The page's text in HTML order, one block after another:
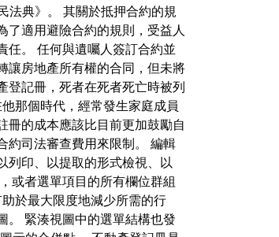
法典》。 其關於抵押合約的規
了適用避險合約的規則，受益人
任。 任何與遺囑人簽訂合約並
讓房地產所有權的合同，但未將
登記冊，死者在死者死亡時被列
他那個時代，經常發生家庭成員
冊的成本應該比目前更加鼓勵自
約司法審查費用來限制。 編輯
列印、以提取的形式檢視、以
或者選單項目的所有欄位群組
於最大限度地減少所需的行
。 緊湊視圖中的選單結構也發